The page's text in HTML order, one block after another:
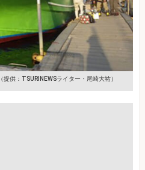
（提供：TSURINEWSライター・尾崎大祐）